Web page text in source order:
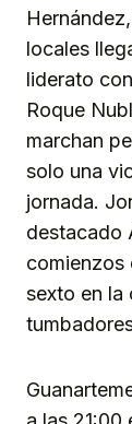
locales
liderato
Roque
marchan
solo una
jornada.
destacado
comienzos
sexto en la